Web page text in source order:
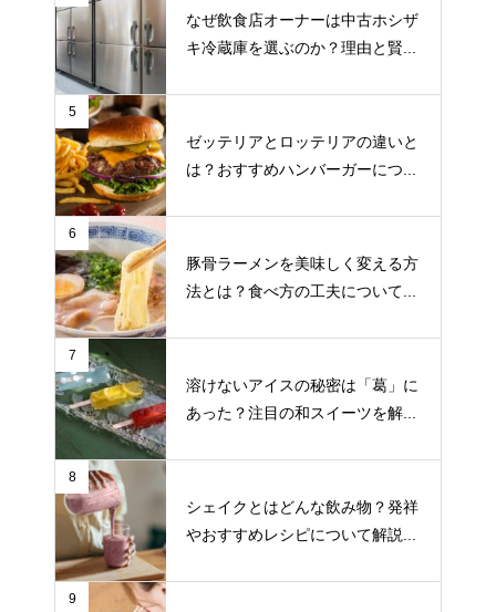
なぜ飲食店オーナーは中古ホシザ
キ冷蔵庫を選ぶのか？理由と賢...
5
ゼッテリアとロッテリアの違いと
は？おすすめハンバーガーにつ...
6
豚骨ラーメンを美味しく変える方
法とは？食べ方の工夫について...
7
溶けないアイスの秘密は「葛」に
あった？注目の和スイーツを解...
8
シェイクとはどんな飲み物？発祥
やおすすめレシピについて解説...
9